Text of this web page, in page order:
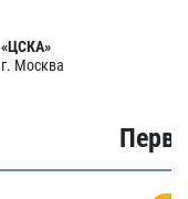
«ЦСКА»
г. Москва